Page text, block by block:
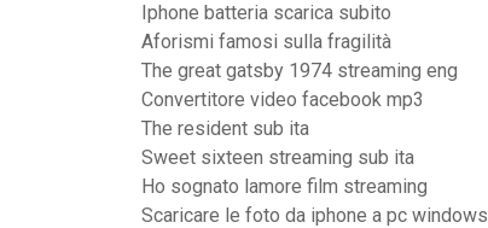
Iphone batteria scarica subito
Aforismi famosi sulla fragilità
The great gatsby 1974 streaming eng
Convertitore video facebook mp3
The resident sub ita
Sweet sixteen streaming sub ita
Ho sognato lamore film streaming
Scaricare le foto da iphone a pc windows